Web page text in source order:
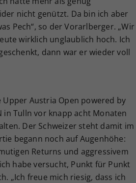
nicht genützt. Da bin ich aber
Pech“, so der Vorarlberger. „Wir
wirklich unglaublich hoch. Ich
dann war er wieder voll
Upper Austria Open powered by
in Tulln vor knapp acht Monaten
Der Schweizer steht damit im
begann noch auf Augenhöhe:
Returns und aggressivem
habe versucht, Punkt für Punkt
„Ich freue mich riesig, dass ich